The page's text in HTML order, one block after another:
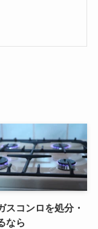
スコンロを処分・
なら